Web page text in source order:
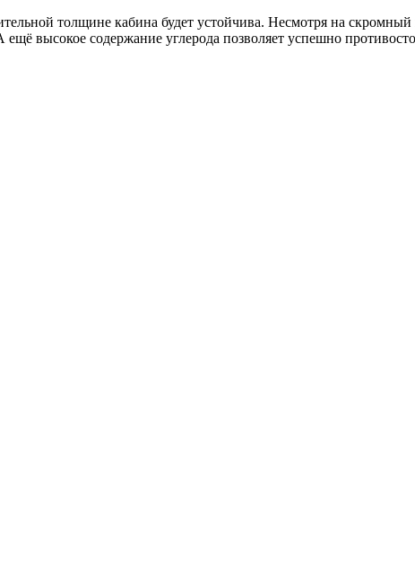
толщине кабина будет устойчива. Несмотря на
высокое содержание углерода позволяет успешно